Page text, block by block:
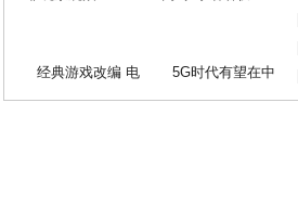
经典游戏改编 电 5G时代有望在中